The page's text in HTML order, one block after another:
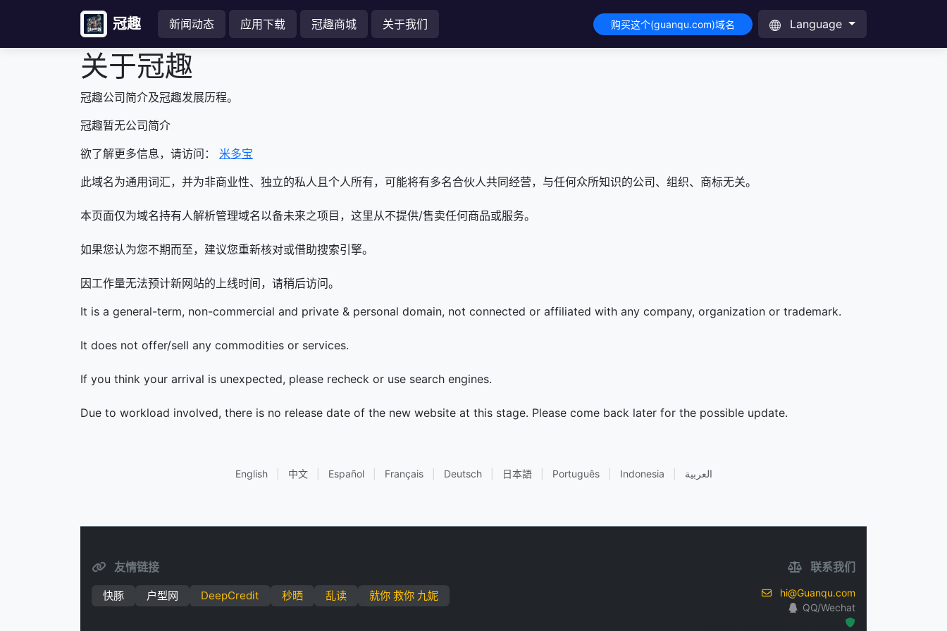
冠趣 新闻动态 应用下载 冠趣商城 关于我们 购买这个(guanqu.com)域名 Language
关于冠趣
冠趣公司简介及冠趣发展历程。
冠趣暂无公司简介
欲了解更多信息，请访问： 米多宝
此域名为通用词汇，并为非商业性、独立的私人且个人所有，可能将有多名合伙人共同经营，与任何众所知识的公司、组织、商标无关。
本页面仅为域名持有人解析管理域名以备未来之项目，这里从不提供/售卖任何商品或服务。
如果您认为您不期而至，建议您重新核对或借助搜索引擎。
因工作量无法预计新网站的上线时间，请稍后访问。
It is a general-term, non-commercial and private & personal domain, not connected or affiliated with any company, organization or trademark.
It does not offer/sell any commodities or services.
If you think your arrival is unexpected, please recheck or use search engines.
Due to workload involved, there is no release date of the new website at this stage. Please come back later for the possible update.
English 中文 Español Français Deutsch 日本語 Português Indonesia العربية
友情链接
快豚 户型网 DeepCredit 秒晒 乱读 就你 救你 九妮
联系我们
hi@Guanqu.com
QQ/Wechat